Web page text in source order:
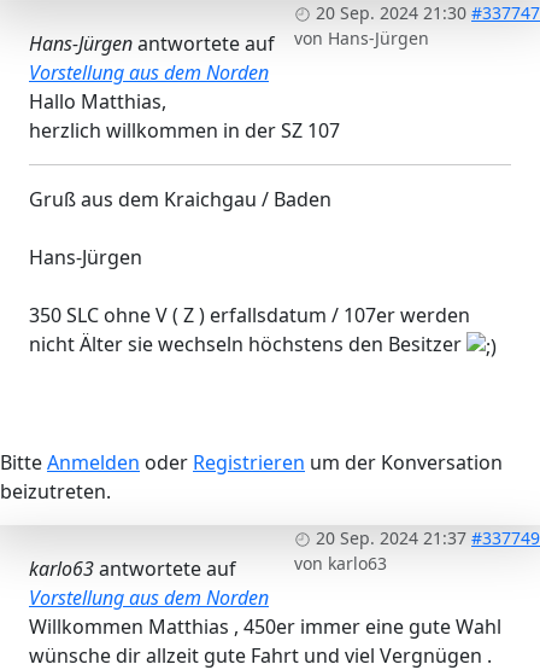
20 Sep. 2024 21:30 #337747
von Hans-Jürgen
Hans-Jürgenantwortete auf
Vorstellung aus dem Norden
Hallo Matthias,
herzlich willkommen in der SZ 107
Gruß aus dem Kraichgau / Baden
Hans-Jürgen
350 SLC ohne V ( Z ) erfallsdatum / 107er werden
nicht Älter sie wechseln höchstens den Besitzer
BitteAnmelden oder Registrieren um der Konversation
beizutreten.
20 Sep. 2024 21:37 #337749
von karlo63
karlo63antwortete auf
Vorstellung aus dem Norden
Willkommen Matthias , 450er immer eine gute Wahl
wünsche dir allzeit gute Fahrt und viel Vergnügen .